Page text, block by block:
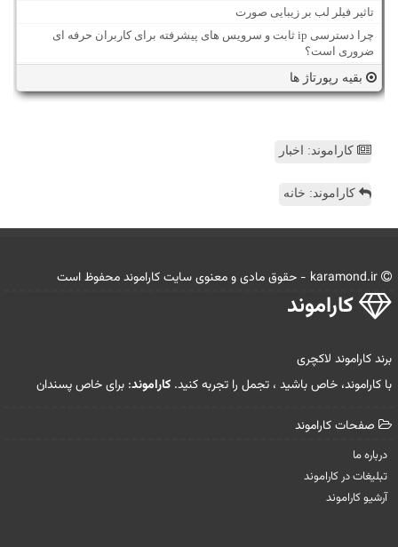
تاثیر فیلر لب بر زیبایی صورت
چرا دسترسی ip ثابت و سرویس های پیشرفته برای کاربران حرفه ای
ضروری است؟
بقیه رپورتاژ ها
کاراموند: اخبار
کاراموند: خانه
كاراموند
برند کاراموند لاکچری
با کاراموند، خاص باشید ، تجمل را تجربه کنید. کاراموند: برای خاص پسندان
صفحات كاراموند
درباره ما
تبلیغات در كاراموند
آرشیو كاراموند